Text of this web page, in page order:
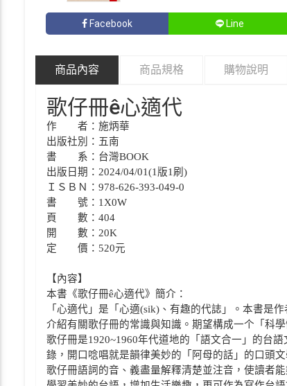
Facebook Line
商品內容 商品規格 購物說明
歌仔冊ê心適代
作 者：施炳華
出版社別：五南
書 系：台灣BOOK
出版日期：2024/04/01(1版1刷)
ＩＳＢＮ：978-626-393-049-0
書 號：1X0W
頁 數：404
開 數：20K
定 價：520元
【內容】
本書《歌仔冊ê心適代》簡介：
「心適代」是「心適(sik)、有趣的代誌」。本書是
介紹有關歌仔冊的常識與知識。期望構成一个「科
歌仔冊是1920~1960年代道地的「語文合一」的台
錄，開口唸唱就是韻律美妙的「阿母的話」的口頭
歌仔冊語詞的音、義盡量解釋清楚並注音，使讀者